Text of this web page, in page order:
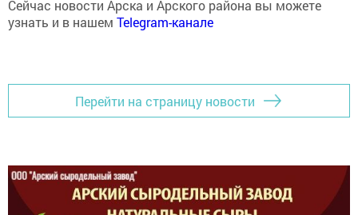
узнать и в нашемTelegram-канале
Перейти на страницу новости